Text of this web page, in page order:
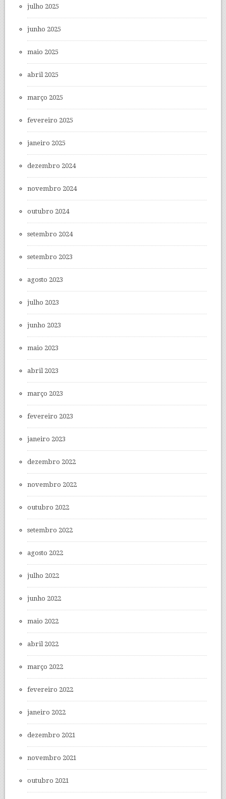
julho 2025
junho 2025
maio 2025
abril 2025
março 2025
fevereiro 2025
janeiro 2025
dezembro 2024
novembro 2024
outubro 2024
setembro 2024
setembro 2023
agosto 2023
julho 2023
junho 2023
maio 2023
abril 2023
março 2023
fevereiro 2023
janeiro 2023
dezembro 2022
novembro 2022
outubro 2022
setembro 2022
agosto 2022
julho 2022
junho 2022
maio 2022
abril 2022
março 2022
fevereiro 2022
janeiro 2022
dezembro 2021
novembro 2021
outubro 2021